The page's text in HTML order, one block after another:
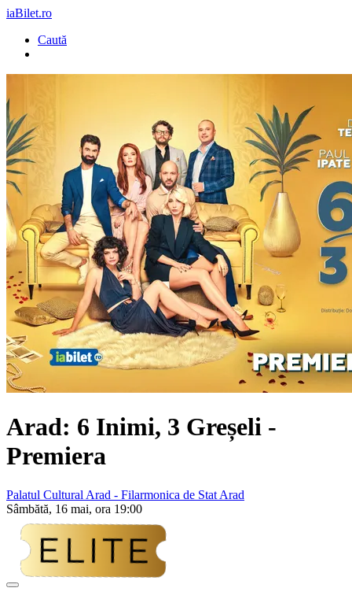
iaBilet.ro
Caută
Arad: 6 Inimi, 3 Greșeli -
Premiera
Palatul Cultural Arad - Filarmonica de Stat Arad
Sâmbătă, 16 mai, ora 19:00
Adaugă